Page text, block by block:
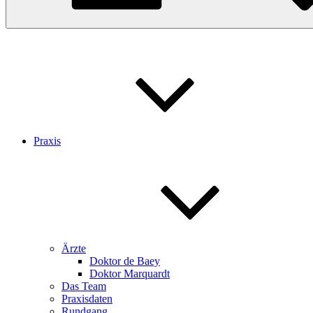
Praxis
Ärzte
Doktor de Baey
Doktor Marquardt
Das Team
Praxisdaten